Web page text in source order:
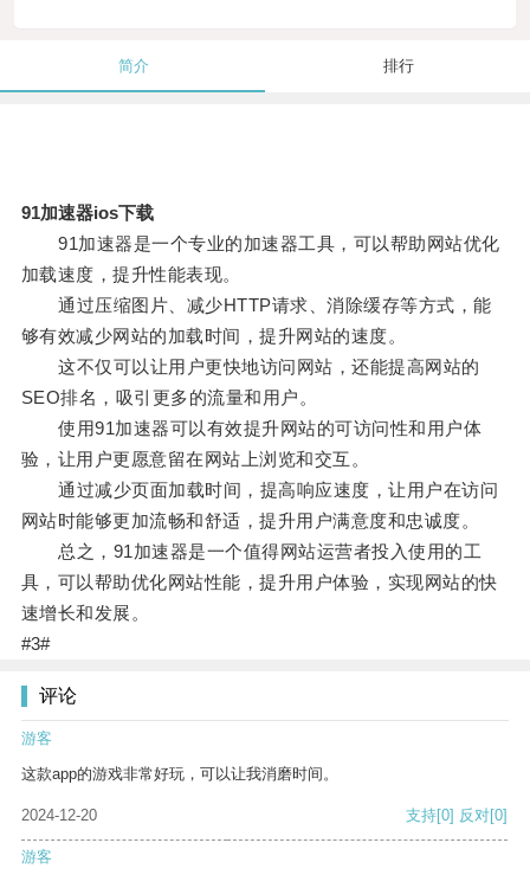
简介 排行
91加速器ios下载
91加速器是一个专业的加速器工具，可以帮助网站优化
加载速度，提升性能表现。
通过压缩图片、减少HTTP请求、消除缓存等方式，能
够有效减少网站的加载时间，提升网站的速度。
这不仅可以让用户更快地访问网站，还能提高网站的
SEO排名，吸引更多的流量和用户。
使用91加速器可以有效提升网站的可访问性和用户体
验，让用户更愿意留在网站上浏览和交互。
通过减少页面加载时间，提高响应速度，让用户在访问
网站时能够更加流畅和舒适，提升用户满意度和忠诚度。
总之，91加速器是一个值得网站运营者投入使用的工
具，可以帮助优化网站性能，提升用户体验，实现网站的快
速增长和发展。
#3#
评论
游客
这款app的游戏非常好玩，可以让我消磨时间。
2024-12-20 支持[0] 反对[0]
游客